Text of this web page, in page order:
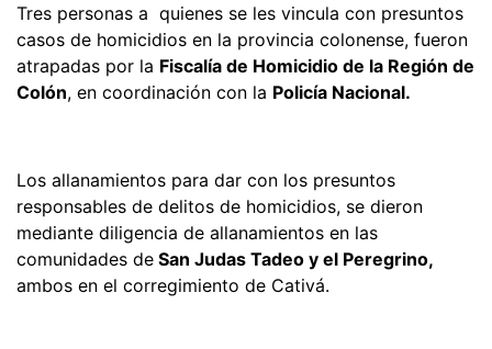
Tres personas a quienes se les vincula con presuntos
casos de homicidios en la provincia colonense, fueron
atrapadas por la Fiscalía de Homicidio de la Región de
Colón, en coordinación con la Policía Nacional.
Los allanamientos para dar con los presuntos
responsables de delitos de homicidios, se dieron
mediante diligencia de allanamientos en las
comunidades de San Judas Tadeo y el Peregrino,
ambos en el corregimiento de Cativá.